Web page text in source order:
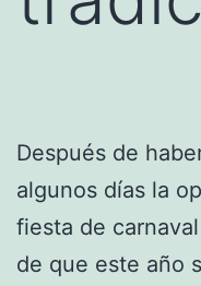
Después de
algunos días la
fiesta de
de que este año